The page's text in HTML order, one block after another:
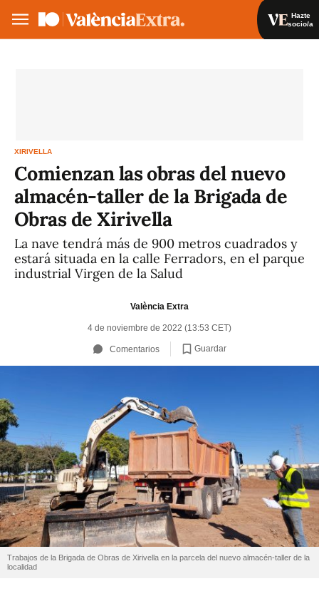
Hazte
socio/a
XIRIVELLA
Comienzan las obras del nuevo
almacén-taller de la Brigada de
Obras de Xirivella
La nave tendrá más de 900 metros cuadrados y
estará situada en la calle Ferradors, en el parque
industrial Virgen de la Salud
València Extra
4 de noviembre de 2022 (13:53 CET)
Comentarios Guardar
Trabajos de la Brigada de Obras de Xirivella en la parcela del nuevo almacén-taller de la
localidad